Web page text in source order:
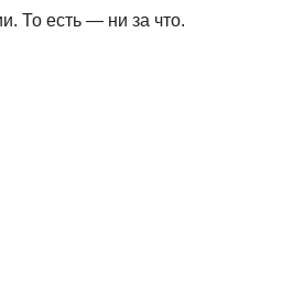
То есть — ни за что.